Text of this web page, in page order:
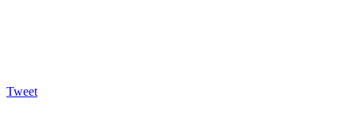
Tweet